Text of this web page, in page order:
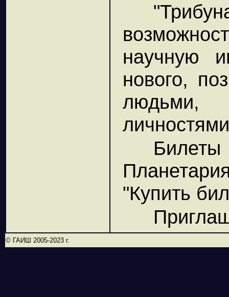
научную
нового,
людьми,
"Купить
© ГАИШ 2005-2023 г.